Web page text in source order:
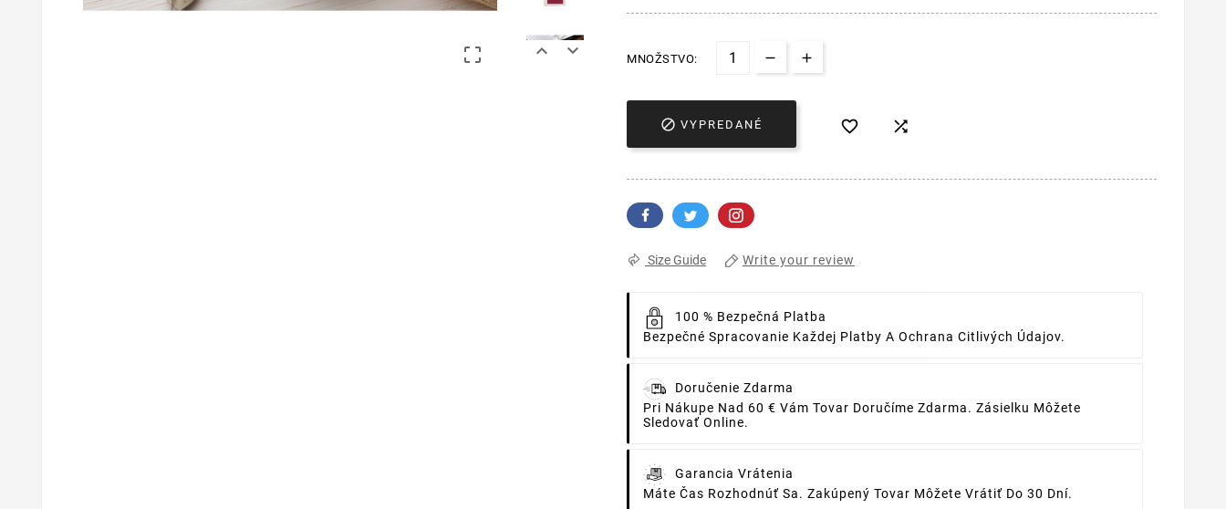
   MNOŽSTVO:
 VYPREDANÉ  
Size Guide Write your review
100 % Bezpečná Platba
Bezpečné Spracovanie Každej Platby A Ochrana Citlivých Údajov.
Doručenie Zdarma
Pri Nákupe Nad 60 € Vám Tovar Doručíme Zdarma. Zásielku Môžete
Sledovať Online.
Garancia Vrátenia
Máte Čas Rozhodnúť Sa. Zakúpený Tovar Môžete Vrátiť Do 30 Dní.